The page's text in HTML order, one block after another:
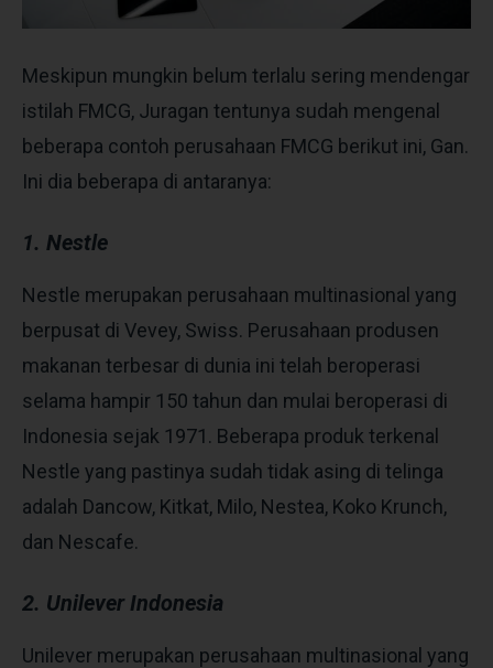
Meskipun mungkin belum terlalu sering mendengar
istilah FMCG, Juragan tentunya sudah mengenal
beberapa contoh perusahaan FMCG berikut ini, Gan.
Ini dia beberapa di antaranya:
1. Nestle
Nestle merupakan perusahaan multinasional yang
berpusat di Vevey, Swiss. Perusahaan produsen
makanan terbesar di dunia ini telah beroperasi
selama hampir 150 tahun dan mulai beroperasi di
Indonesia sejak 1971. Beberapa produk terkenal
Nestle yang pastinya sudah tidak asing di telinga
adalah Dancow, Kitkat, Milo, Nestea, Koko Krunch,
dan Nescafe.
2. Unilever Indonesia
Unilever merupakan perusahaan multinasional yang